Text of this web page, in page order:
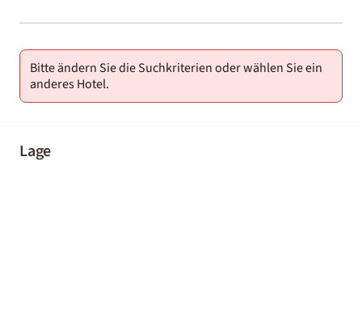
01-02
Bitte ändern Sie die Suchkriterien oder wählen Sie ein
anderes Hotel.
Lage